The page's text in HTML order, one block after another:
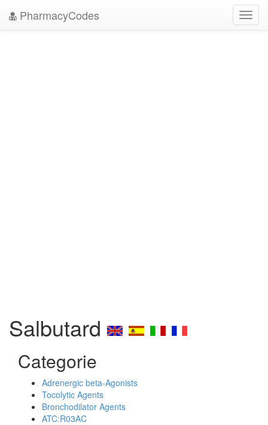
PharmacyCodes
Salbutard
Categorie
Adrenergic beta-Agonists
Tocolytic Agents
Bronchodilator Agents
ATC:R03AC